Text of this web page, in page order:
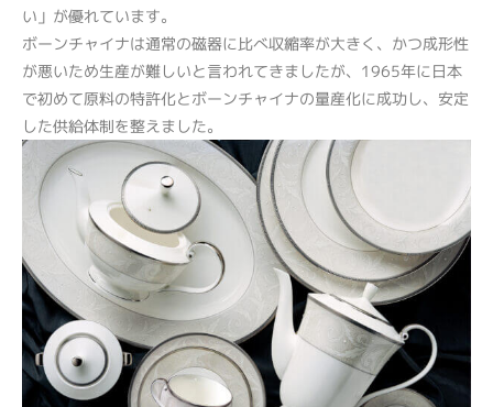
い」が優れています。
ボーンチャイナは通常の磁器に比べ収縮率が大きく、かつ成形性
が悪いため生産が難しいと言われてきましたが、1965年に日本
で初めて原料の特許化とボーンチャイナの量産化に成功し、安定
した供給体制を整えました。